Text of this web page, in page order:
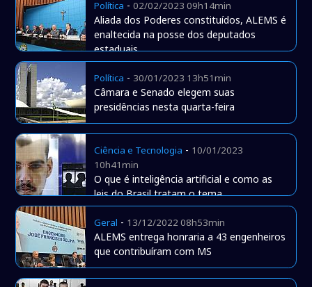
Política -02/02/2023 09h14min
Aliada dos Poderes constituídos, ALEMS é
enaltecida na posse dos deputados
estaduais
Política - 30/01/2023 13h51min
Câmara e Senado elegem suas
presidências nesta quarta-feira
Ciência e Tecnologia - 10/01/2023
10h41min
O que é inteligência artificial e como as
leis do Brasil tratam o tema
Geral - 13/12/2022 08h53min
ALEMS entrega honraria a 43 engenheiros
que contribuíram com MS